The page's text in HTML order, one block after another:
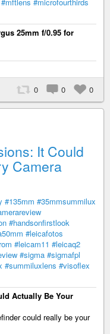
25mm f/0.95 for
0 0 0
It Could
Camera
#135mm #35mmsummilux
#handsonfirstlook
#leicafotos
#leicam11 #leicaq2
#sigma #sigmafpl
#summiluxlens #visoflex
Actually Be Your
could really be your